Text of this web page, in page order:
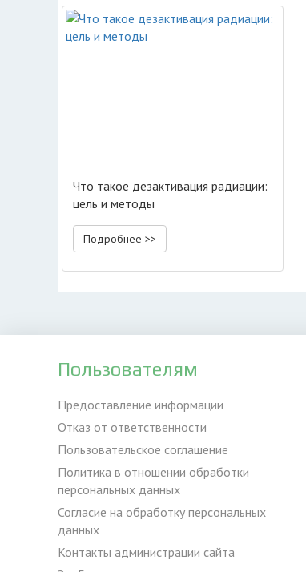
Что такое дезактивация радиации:
цель и методы
Подробнее >>
Пользователям
Предоставление информации
Отказ от ответственности
Пользовательское соглашение
Политика в отношении обработки
персональных данных
Согласие на обработку персональных
данных
Контакты администрации сайта